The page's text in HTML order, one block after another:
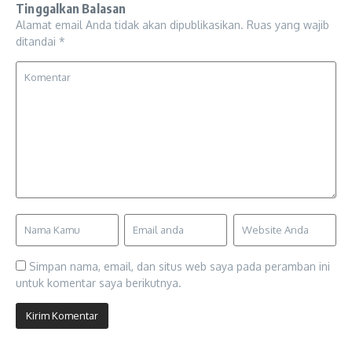
Tinggalkan Balasan
Alamat email Anda tidak akan dipublikasikan. Ruas yang wajib
ditandai *
Simpan nama, email, dan situs web saya pada peramban ini
untuk komentar saya berikutnya.